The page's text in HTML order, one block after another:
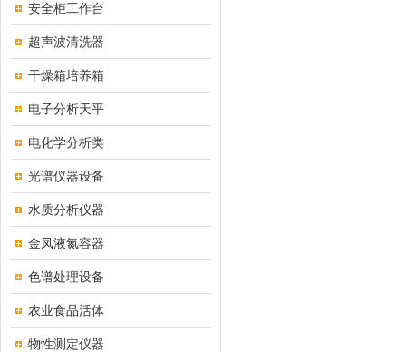
安全柜工作台
超声波清洗器
干燥箱培养箱
电子分析天平
电化学分析类
光谱仪器设备
水质分析仪器
金凤液氮容器
色谱处理设备
农业食品活体
物性测定仪器